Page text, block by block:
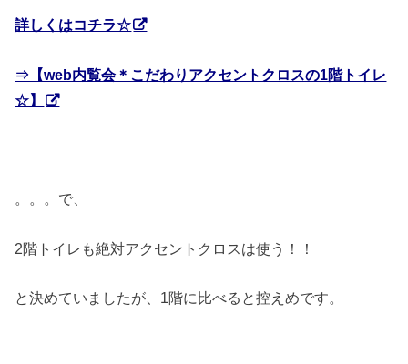
詳しくはコチラ☆
⇒【web内覧会＊こだわりアクセントクロスの1階トイレ
☆】
。。。で、
2階トイレも絶対アクセントクロスは使う！！
と決めていましたが、1階に比べると控えめです。